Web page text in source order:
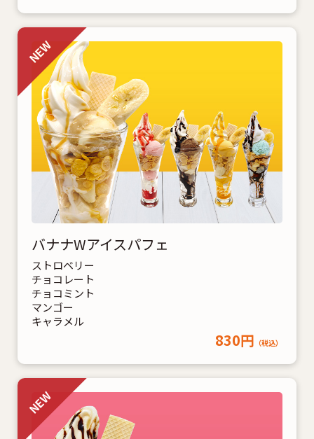
バナナWアイスパフェ
ストロベリー
チョコレート
チョコミント
マンゴー
キャラメル
830円 （税込）